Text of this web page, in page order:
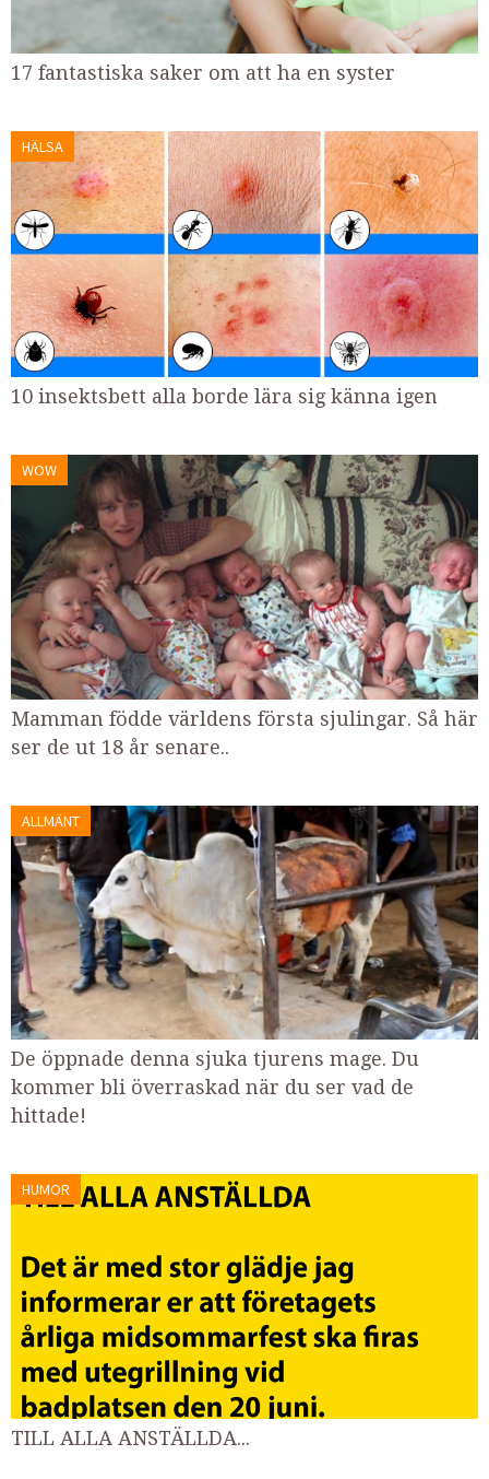
17 fantastiska saker om att ha en syster
HÄLSA
10 insektsbett alla borde lära sig känna igen
WOW
Mamman födde världens första sjulingar. Så här
ser de ut 18 år senare..
ALLMÄNT
De öppnade denna sjuka tjurens mage. Du
kommer bli överraskad när du ser vad de
hittade!
HUMOR
TILL ALLA ANSTÄLLDA...